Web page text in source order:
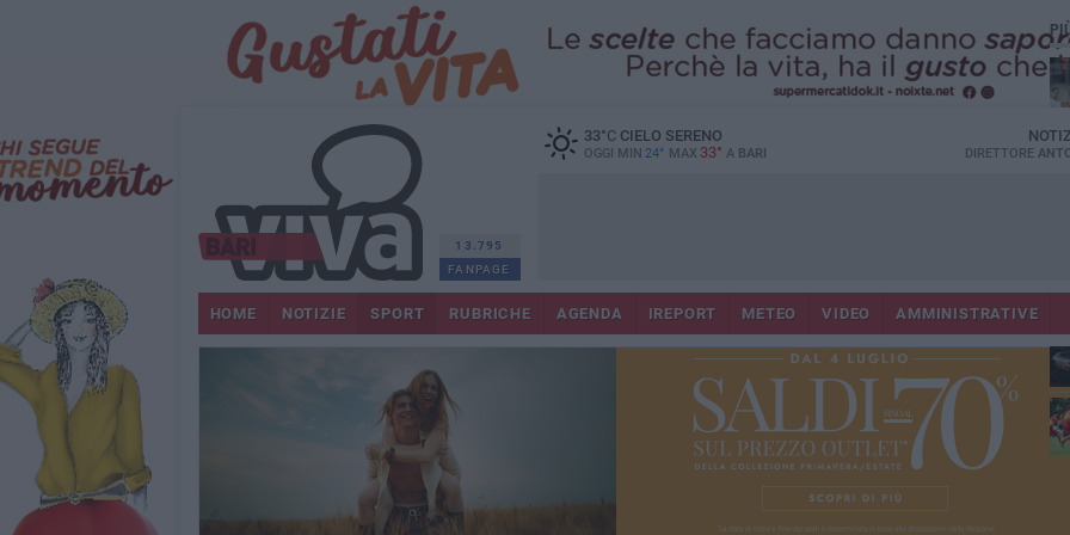
13.795
FANPAGE
33°CCIELO SERENO
OGGI MIN 24° MAX 33° A BARI DIRETTORE
HOME NOTIZIE SPORT RUBRICHE AGENDA IREPORT METEO VIDEO AMMINISTRATIVE